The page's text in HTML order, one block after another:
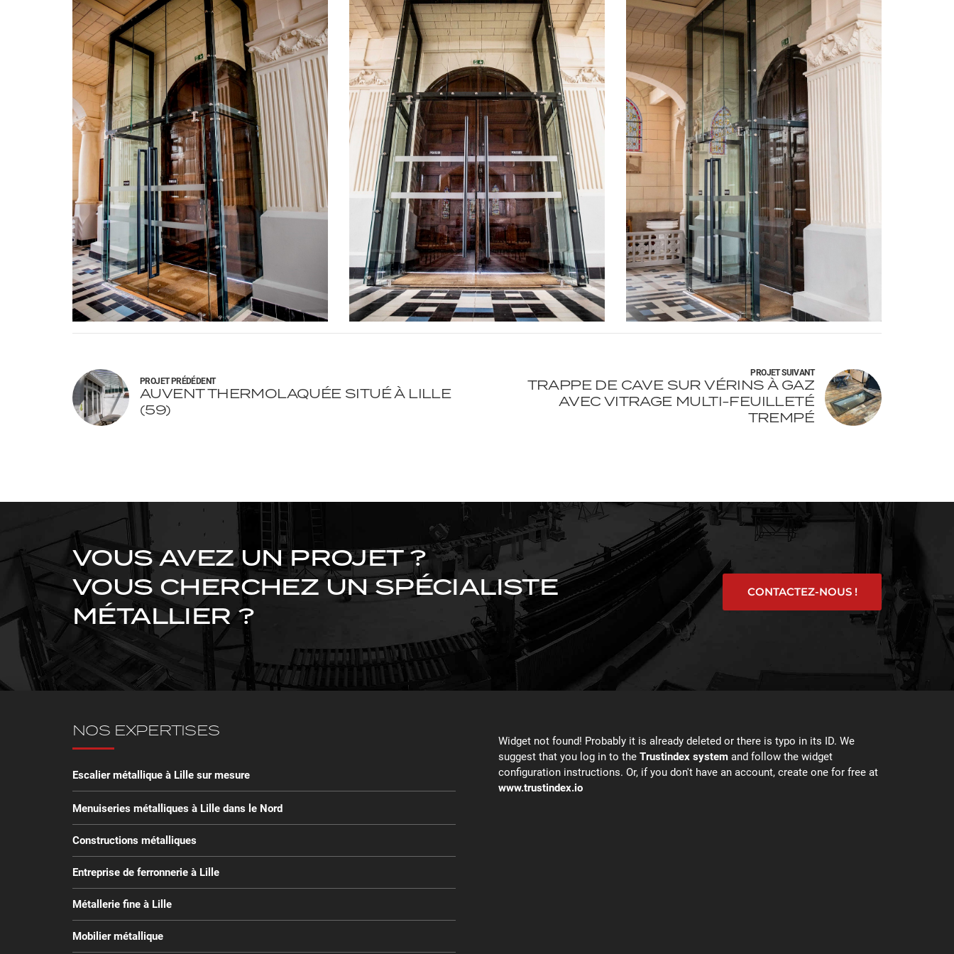
GRILLE
PORTAIL
GARDE-CORPS
RAMPE D’ESCALIER
MARQUISE
AUVENT
BRISE-VUE
PARE-SOLEIL
GRILLE
MOBILIER MÉTALLIQUE
VERRIÈRE TYPE ATELIER
VERRIÈRE DE TOIT
CLOISON
PROJET PRÉDÉDENT
AUVENT THERMOLAQUÉE SITUÉ À LILLE
(59)
PROJET SUIVANT
TRAPPE DE CAVE SUR VÉRINS À GAZ
AVEC VITRAGE MULTI-FEUILLETÉ
TREMPÉ
VOUS AVEZ UN PROJET ?
VOUS CHERCHEZ UN SPÉCIALISTE
MÉTALLIER ?
CONTACTEZ-NOUS !
NOS EXPERTISES
Escalier métallique à Lille sur mesure
Menuiseries métalliques à Lille dans le Nord
Constructions métalliques
Entreprise de ferronnerie à Lille
Métallerie fine à Lille
Mobilier métallique
Widget not found! Probably it is already deleted or there is typo in its ID. We
suggest that you log in to the Trustindex system and follow the widget
configuration instructions. Or, if you don't have an account, create one for free at
www.trustindex.io